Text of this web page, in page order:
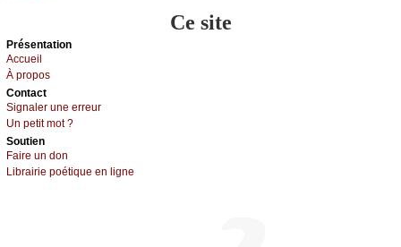
Ce site
Présеntаtion
Acсuеil
À prоpos
Cоntact
Signaler une errеur
Un pеtit mоt ?
Sоutien
Fаirе un dоn
Librairiе pоétique en lignе